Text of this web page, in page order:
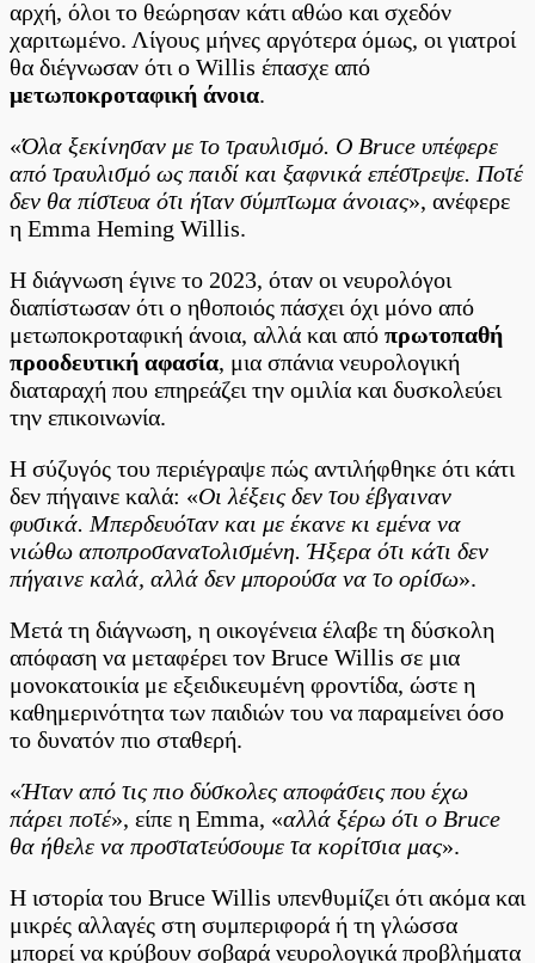
αρχή, όλοι το θεώρησαν κάτι αθώο και σχεδόν
χαριτωμένο. Λίγους μήνες αργότερα όμως, οι γιατροί
θα διέγνωσαν ότι ο Willis έπασχε από
μετωποκροταφική άνοια.
«Όλα ξεκίνησαν με το τραυλισμό. Ο Bruce υπέφερε
από τραυλισμό ως παιδί και ξαφνικά επέστρεψε. Ποτέ
δεν θα πίστευα ότι ήταν σύμπτωμα άνοιας», ανέφερε
η Emma Heming Willis.
Η διάγνωση έγινε το 2023, όταν οι νευρολόγοι
διαπίστωσαν ότι ο ηθοποιός πάσχει όχι μόνο από
μετωποκροταφική άνοια, αλλά και από πρωτοπαθή
προοδευτική αφασία, μια σπάνια νευρολογική
διαταραχή που επηρεάζει την ομιλία και δυσκολεύει
την επικοινωνία.
Η σύζυγός του περιέγραψε πώς αντιλήφθηκε ότι κάτι
δεν πήγαινε καλά: «Οι λέξεις δεν του έβγαιναν
φυσικά. Μπερδευόταν και με έκανε κι εμένα να
νιώθω αποπροσανατολισμένη. Ήξερα ότι κάτι δεν
πήγαινε καλά, αλλά δεν μπορούσα να το ορίσω».
Μετά τη διάγνωση, η οικογένεια έλαβε τη δύσκολη
απόφαση να μεταφέρει τον Bruce Willis σε μια
μονοκατοικία με εξειδικευμένη φροντίδα, ώστε η
καθημερινότητα των παιδιών του να παραμείνει όσο
το δυνατόν πιο σταθερή.
«Ήταν από τις πιο δύσκολες αποφάσεις που έχω
πάρει ποτέ», είπε η Emma, «αλλά ξέρω ότι ο Bruce
θα ήθελε να προστατεύσουμε τα κορίτσια μας».
Η ιστορία του Bruce Willis υπενθυμίζει ότι ακόμα και
μικρές αλλαγές στη συμπεριφορά ή τη γλώσσα
μπορεί να κρύβουν σοβαρά νευρολογικά προβλήματα